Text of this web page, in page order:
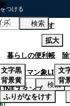
つける
検索
出を募集します
検索
暮らしの便利帳
忠類ナウマン象LINE
スタンプ
ズ
拡大
文字黒
背景黄
文
背
ふりがなをけす